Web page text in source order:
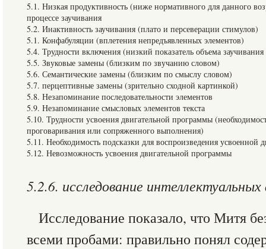
5.1. Низкая продуктивность (ниже нормативного для данного
процессе заучивания
5.2. Инактивность заучивания (плато и персеверации стимулов)
5.1. Конфабуляции (вплетения непредъявленных элементов)
5.4. Трудности включения (низкий показатель объема
5.5. Звуковые замены (близким по звучанию словом)
5.6. Семантические замены (близким по смыслу словом)
5.7. перцептивные замены (зрительно сходной картинкой)
5.8. Незапоминание последовательности элементов
5.9. Незапоминание смысловых элементов текста
5.10. Трудности усвоения двигательной программы
проговаривания или сопряженного выполнения)
5.11. Необходимость подсказки для воспроизведения усвоенной
5.12. Невозможность усвоения двигательной программы
5.2.6. исследование
Исследование показало, что Митя
всеми пробами: правильно понял